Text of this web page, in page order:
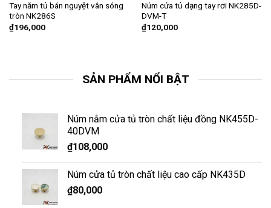
Tay nắm tủ bán nguyệt vân sóng
tròn NK286S
₫196,000
Núm cửa tủ dạng tay rơi NK285D-
DVM-T
₫120,000
SẢN PHẨM NỔI BẬT
Núm nắm cửa tủ tròn chất liệu đồng NK455D-
40DVM
₫108,000
Núm cửa tủ tròn chất liệu cao cấp NK435D
₫80,000